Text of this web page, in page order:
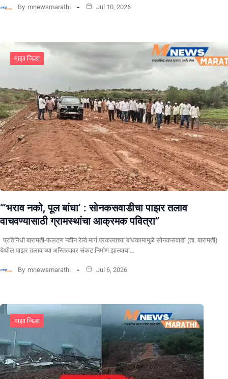
By mnewsmarathi Jul 10, 2026
माझा जिल्हा
“‘भराव नको, पूल बांधा’ : सोनकसवाडीचा पाझर तलाव
वाचवण्यासाठी ग्रामस्थांचा आक्रमक पवित्रा”
प्रतिनिधी बारामती-फलटण नवीन रेल्वे मार्ग प्रकल्पाच्या बांधकामामुळे सोनकसवाडी (ता. बारामती)
येथील पाझर तलावाच्या अस्तित्वावर संकट निर्माण झाल्याचा…
By mnewsmarathi Jul 6, 2026
माझा जिल्हा